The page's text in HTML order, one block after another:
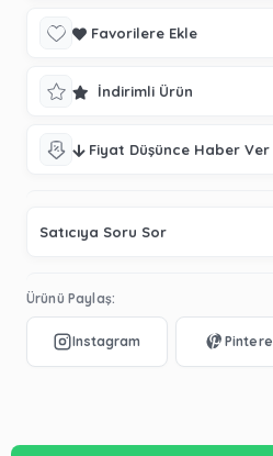
Favorilere Ekle
İndirimli Ürün
Fiyat Düşünce Haber Ver
Satıcıya Soru Sor
Ürünü Paylaş: